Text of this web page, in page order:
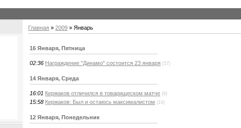
Главная »2009 » Январь
16 Января, Пятница
02:36 Награждение "Динамо" состоится 23 января (57)
14 Января, Среда
16:01 Кержаков отличился в товарищеском матче (9)
15:58 Кержаков: Был и остаюсь максималистом (19)
12 Января, Понедельник